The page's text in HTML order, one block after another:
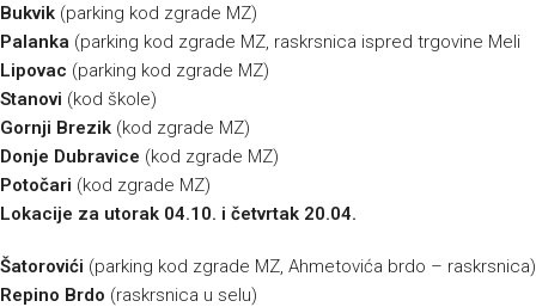
Bukvik (parking kod zgrade MZ)
Palanka (parking kod zgrade MZ, raskrsnica ispred trgovine Meli
Lipovac (parking kod zgrade MZ)
Stanovi (kod škole)
Gornji Brezik (kod zgrade MZ)
Donje Dubravice (kod zgrade MZ)
Potočari (kod zgrade MZ)
Lokacije za utorak 04.10. i četvrtak 20.04.
Šatorovići (parking kod zgrade MZ, Ahmetovića brdo – raskrsnica)
Repino Brdo (raskrsnica u selu)